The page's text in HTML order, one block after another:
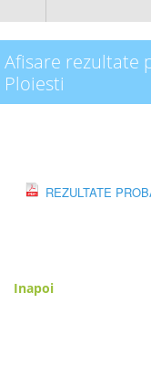
Afisare rezultate
Ploiesti
REZULTATE
Inapoi